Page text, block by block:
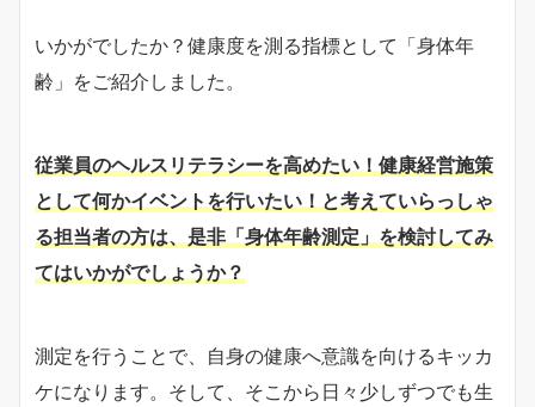
いかがでしたか？健康度を測る指標として「身体年
齢」をご紹介しました。
従業員のヘルスリテラシーを高めたい！健康経営施策
として何かイベントを行いたい！と考えていらっしゃ
る担当者の方は、是非「身体年齢測定」を検討してみ
てはいかがでしょうか？
測定を行うことで、自身の健康へ意識を向けるキッカ
ケになります。そして、そこから日々少しずつでも生